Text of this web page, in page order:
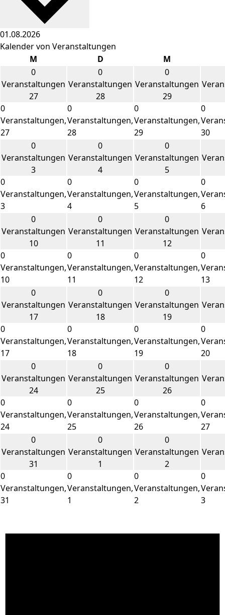
Kalender von Veranstaltungen
M
DDienstag M
0
Veranstaltungen
27
0
Veranstaltungen,
27
0
Veranstaltungen
28
0
Veranstaltungen,
28
0
Veranstaltungen
29
0
Veranstaltungen,
29
0
30
0
Veranstaltungen
3
0
Veranstaltungen,
3
0
Veranstaltungen
4
0
Veranstaltungen,
4
0
Veranstaltungen
5
0
Veranstaltungen,
5
0
6
0
Veranstaltungen
10
0
Veranstaltungen,
10
0
Veranstaltungen
11
0
Veranstaltungen,
11
0
Veranstaltungen
12
0
Veranstaltungen,
12
0
13
0
Veranstaltungen
17
0
Veranstaltungen,
17
0
Veranstaltungen
18
0
Veranstaltungen,
18
0
Veranstaltungen
19
0
Veranstaltungen,
19
0
20
0
Veranstaltungen
24
0
Veranstaltungen,
24
0
Veranstaltungen
25
0
Veranstaltungen,
25
0
Veranstaltungen
26
0
Veranstaltungen,
26
0
27
0
Veranstaltungen
31
0
Veranstaltungen,
31
0
Veranstaltungen
1
0
Veranstaltungen,
1
0
Veranstaltungen
2
0
Veranstaltungen,
2
0
3